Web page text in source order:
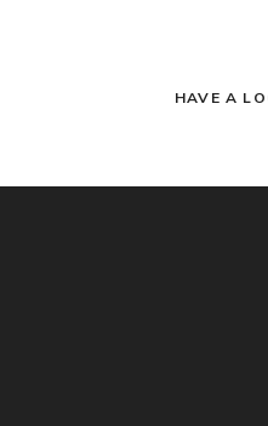
HAVE A